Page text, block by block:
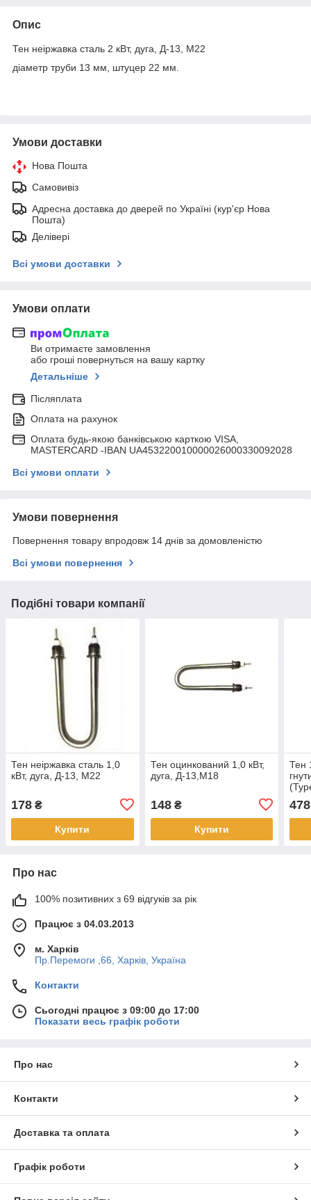
Опис
Тен неіржавка сталь 2 кВт, дуга, Д-13, М22
діаметр труби 13 мм, штуцер 22 мм.
Умови доставки
Нова Пошта
Самовивіз
Адресна доставка до дверей по Україні (кур'єр Нова
Пошта)
Делівері
Всі умови доставки
Умови оплати
Ви отримаєте замовлення
або гроші повернуться на вашу картку
Детальніше
Післяплата
Оплата на рахунок
Оплата будь-якою банківською карткою VISA,
MASTERCARD -IBAN UA453220010000026000330092028
Всі умови оплати
Умови повернення
Повернення товару впродовж 14 днів за домовленістю
Всі умови повернення
Подібні товари компанії
Тен неіржавка сталь 1,0
кВт, дуга, Д-13, М22
178 ₴
Купити
Тен оцинкований 1,0 кВт,
дуга, Д-13,М18
148₴
Купити
Тен
478
Про нас
100% позитивних з 69 відгуків за рік
Працює з 04.03.2013
м. Харків
Пр.Перемоги ,66, Харків, Україна
Контакти
Сьогодні працює з 09:00 до 17:00
Показати весь графік роботи
Про нас
Контакти
Доставка та оплата
Графік роботи